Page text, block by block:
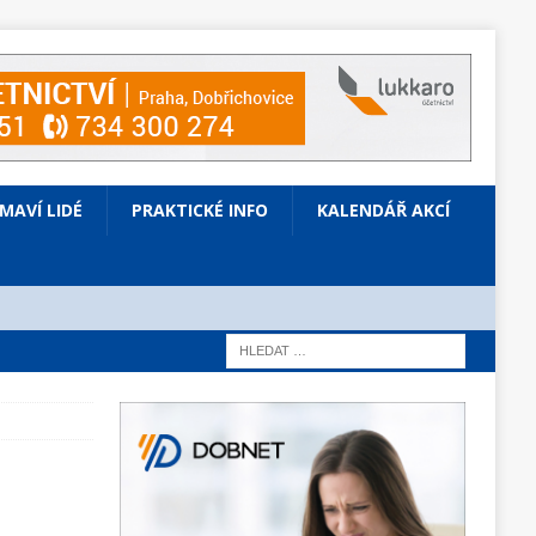
LIDÉ PRAKTICKÉ INFO KALENDÁŘ AKCÍ